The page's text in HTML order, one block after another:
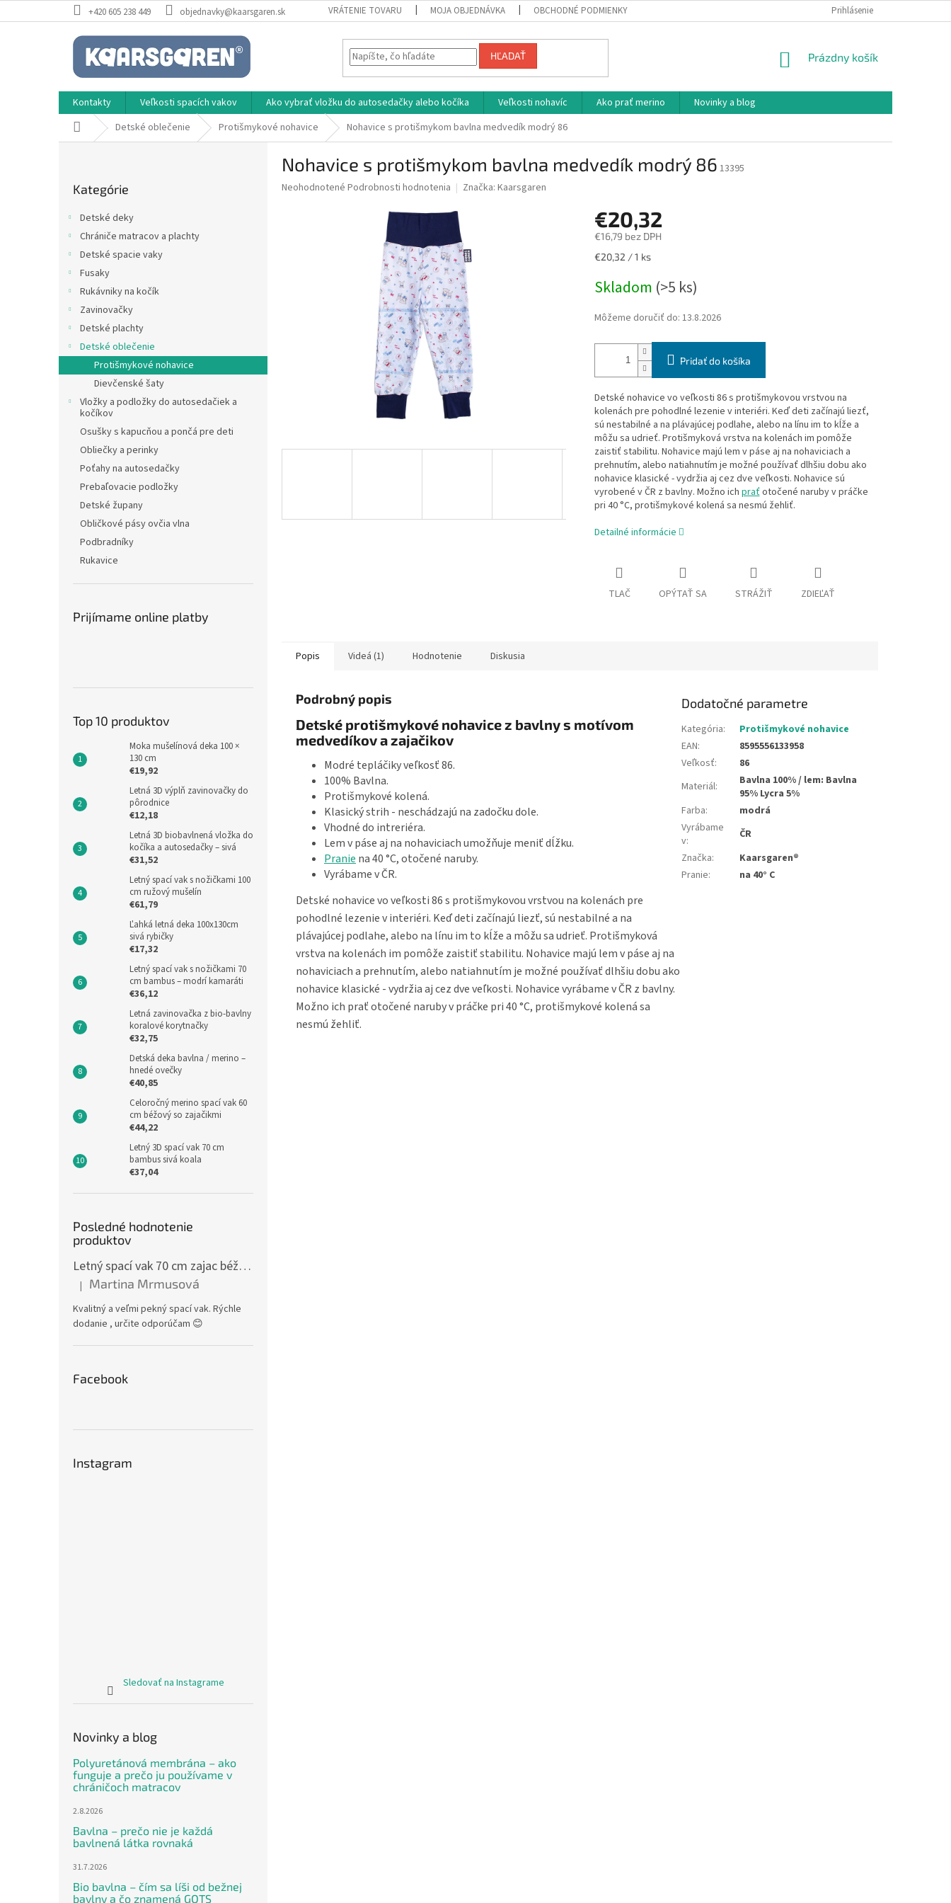
na
+420 605 238 449 objednavky@kaarsgaren.sk VRÁTENIE TOVARU MOJA OBJEDNÁVKA OBCHODNÉ PODMIENKY AKO NAKUPOVAŤ
Prihlásenie
HĽADAŤ
NÁKUPNÝ
Prázdny košík
Kontakty Veľkosti spacích vakov Ako vybrať vložku do autosedačky alebo kočíka Veľkosti nohavíc Ako prať merino
Novinky a blog
DomovDetské oblečenie Protišmykové nohavice Nohavice s protišmykom bavlna medvedík modrý 86
kategórie
Kategórie
Detské deky
Chrániče matracov a plachty
Detské spacie vaky
Fusaky
Rukávniky na kočík
Zavinovačky
Detské plachty
Detské oblečenie
Protišmykové nohavice
Dievčenské šaty
Vložky a podložky do autosedačiek a
kočíkov
Osušky s kapucňou a pončá pre deti
Obliečky a perinky
Poťahy na autosedačky
Prebaľovacie podložky
Detské župany
Obličkové pásy ovčia vlna
Podbradníky
Rukavice
Prijímame online platby
Top 10 produktov
Moka mušelínová deka 100 ×
130 cm
€19,92
Letná 3D výplň zavinovačky do
pôrodnice
€12,18
Letná 3D biobavlnená vložka do
kočíka a autosedačky – sivá
€31,52
Letný spací vak s nožičkami 100
cm ružový mušelín
€61,79
Ľahká letná deka 100x130cm
sivá rybičky
€17,32
Letný spací vak s nožičkami 70
cm bambus – modrí kamaráti
€36,12
Letná zavinovačka z bio-bavlny
koralové korytnačky
€32,75
Detská deka bavlna / merino –
hnedé ovečky
€40,85
Celoročný merino spací vak 60
cm béžový so zajačikmi
€44,22
Letný 3D spací vak 70 cm
bambus sivá koala
€37,04
Posledné hodnotenie
produktov
Letný spací vak 70 cm zajac béžový zips na boku
Hodnotenie produktu je 5 z 5 hviezdičiek.
| Martina Mrmusová
Kvalitný a veľmi pekný spací vak. Rýchle
dodanie , určite odporúčam 😊
Facebook
Instagram
Sledovať na Instagrame
Novinky a blog
Polyuretánová membrána – ako
funguje a prečo ju používame v
chráničoch matracov
2.8.2026
Bavlna – prečo nie je každá
bavlnená látka rovnaká
31.7.2026
Bio bavlna – čím sa líši od bežnej
bavlny a čo znamená GOTS
Nohavice s protišmykom bavlna medvedík modrý 86 13395
Priemerné
Neohodnotené Podrobnosti hodnotenia Značka: Kaarsgaren
€20,32
€16,79 bez DPH
Jednotková
€20,32 / 1 ks
Skladom (>5 ks)
Môžeme doručiť do: 13.8.2026
Pridať do košíka
Detské nohavice vo veľkosti 86 s protišmykovou vrstvou na
kolenách pre pohodlné lezenie v interiéri. Keď deti začínajú liezť,
sú nestabilné a na plávajúcej podlahe, alebo na línu im to kĺže a
môžu sa udrieť. Protišmyková vrstva na kolenách im pomôže
zaistiť stabilitu. Nohavice majú lem v páse aj na nohaviciach a
prehnutím, alebo natiahnutím je možné používať dlhšiu dobu ako
nohavice klasické - vydržia aj cez dve veľkosti. Nohavice sú
vyrobené v ČR z bavlny. Možno ich praťotočené naruby v práčke
pri 40 °C, protišmykové kolená sa nesmú žehliť.
Detailné informácie
TLAČ OPÝTAŤ SA STRÁŽIŤ ZDIEĽAŤ
Popis Videá (1) Hodnotenie Diskusia
Podrobný popis
Detské protišmykové nohavice z bavlny s motívom
medvedíkov a zajačikov
Modré tepláčiky veľkosť 86.
100% Bavlna.
Protišmykové kolená.
Klasický strih - neschádzajú na zadočku dole.
Vhodné do intreriéra.
Lem v páse aj na nohaviciach umožňuje meniť dĺžku.
Pranie na 40 °C, otočené naruby.
Vyrábame v ČR.
Detské nohavice vo veľkosti 86 s protišmykovou vrstvou na kolenách pre
pohodlné lezenie v interiéri. Keď deti začínajú liezť, sú nestabilné a na
plávajúcej podlahe, alebo na línu im to kĺže a môžu sa udrieť. Protišmyková
vrstva na kolenách im pomôže zaistiť stabilitu. Nohavice majú lem v páse aj na
nohaviciach a prehnutím, alebo natiahnutím je možné používať dlhšiu dobu ako
nohavice klasické - vydržia aj cez dve veľkosti. Nohavice vyrábame v ČR z bavlny.
Možno ich prať otočené naruby v práčke pri 40 °C, protišmykové kolená sa
nesmú žehliť.
Dodatočné parametre
Kategória:
Protišmykové nohavice
EAN:
8595556133958
Veľkosť:
86
Materiál:
Bavlna 100% / lem: Bavlna
95% Lycra 5%
Farba:
modrá
Vyrábame
v:
ČR
Značka:
Kaarsgaren®
Pranie: na 40° C